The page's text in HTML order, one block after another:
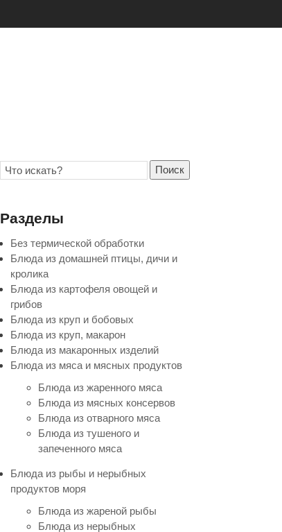
Поиск
Разделы
Без термической обработки
Блюда из домашней птицы, дичи и
кролика
Блюда из картофеля овощей и
грибов
Блюда из круп и бобовых
Блюда из круп, макарон
Блюда из макаронных изделий
Блюда из мяса и мясных продуктов
Блюда из жаренного мяса
Блюда из мясных консервов
Блюда из отварного мяса
Блюда из тушеного и
запеченного мяса
Блюда из рыбы и нерыбных
продуктов моря
Блюда из жареной рыбы
Блюда из нерыбных